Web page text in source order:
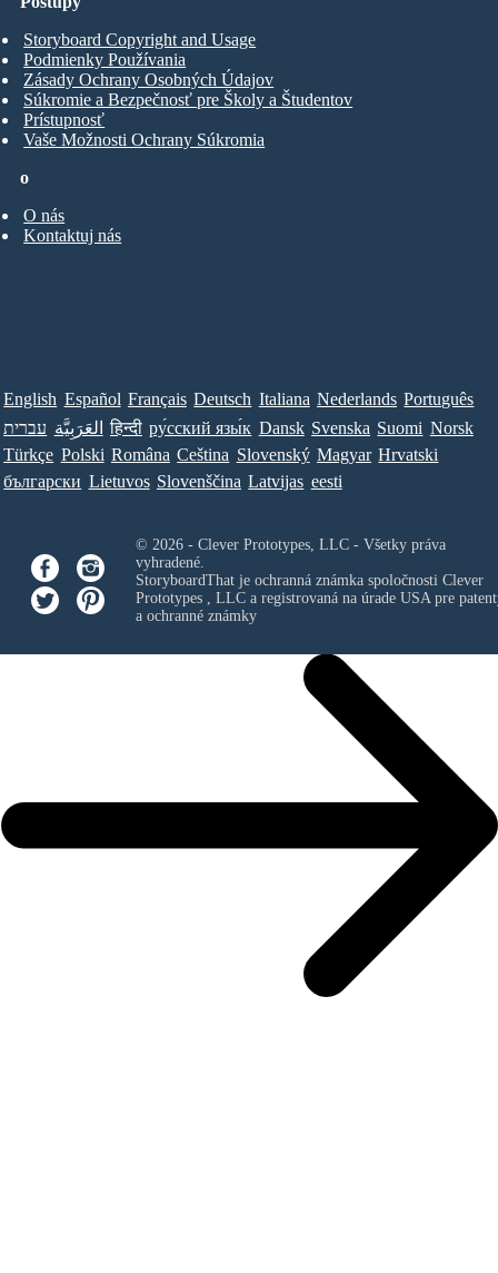
o
O nás
Kontaktuj nás
Storyboard Copyright and Usage
Podmienky Používania
Zásady Ochrany Osobných Údajov
Súkromie a Bezpečnosť pre Školy a Študentov
Prístupnosť
Vaše Možnosti Ochrany Súkromia
English Español Français Deutsch Italiana Nederlands Português
עברית العَرَبِيَّة हिन्दी ру́сский язы́к Dansk Svenska Suomi Norsk
Türkçe Polski Româna Ceština Slovenský Magyar Hrvatski
български Lietuvos Slovenščina Latvijas eesti
© 2026 - Clever Prototypes, LLC - Všetky práva
vyhradené.
StoryboardThat je ochranná známka spoločnosti Clever
Prototypes , LLCa registrovaná na úrade USA pre
a ochranné známky